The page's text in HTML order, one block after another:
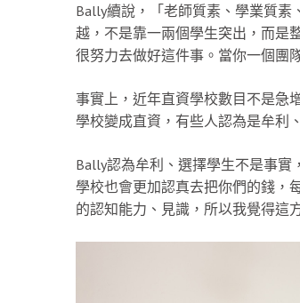
Bally續說，「老師質素、學業質
越，不是靠一兩個學生突出，而是
很努力去做好這件事。當你一個團
事實上，近年直資學校數目不是急
學校變成直資，有些人認為是牟利
Bally認為牟利、選擇學生不是事
學校也會更加認真去把你們的錢，
的認知能力、見識，所以我覺得這